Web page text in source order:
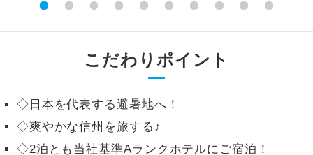
こだわりポイント
◇日本を代表する避暑地へ！
◇爽やかな信州を旅する♪
◇2泊とも当社基準Aランクホテルにご宿泊！
お部屋食
お部屋にてゆっくりとお召し上がりいた
トラベルイヤ
周りの音を気にせず、ガイドさんの説明
をじっくり聞くことができます。
1名様催行
1名様から出発可能な個人型プランで
2名様催行
2名様から出発可能な個人型プランで